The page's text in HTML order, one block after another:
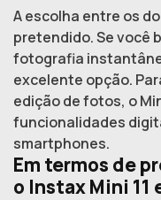
A escolha entre os
pretendido. Se você
fotografia
excelente opção.
edição de fotos, o
funcionalidades
smartphones.
Em termos de
o Instax Mini 11